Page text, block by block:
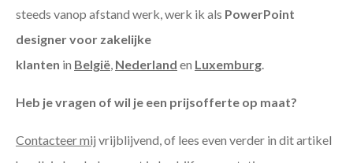
steeds vanop afstand werk, werk ik als PowerPoint
designer voor zakelijke
klanten in België, Nederland en Luxemburg.
Heb je vragen of wil je een prijsofferte op maat?
Contacteer mij vrijblijvend, of lees even verder in dit artikel